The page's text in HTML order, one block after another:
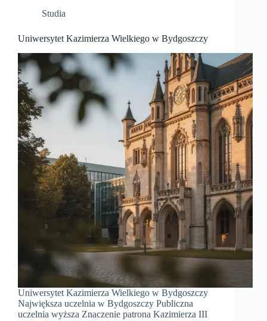
Studia
Uniwersytet Kazimierza Wielkiego w Bydgoszczy
Uniwersytet Kazimierza Wielkiego w Bydgoszczy
Największa uczelnia w Bydgoszczy Publiczna
uczelnia wyższa Znaczenie patrona Kazimierza III